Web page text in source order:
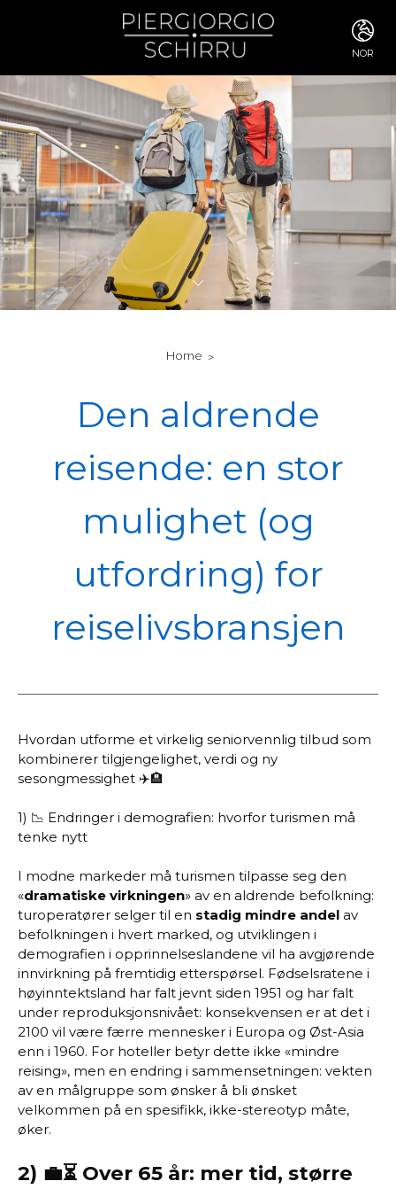
NOR
ITA
FRA
JPN
SVE
POR
ARA
Home
Den aldrende
reisende: en stor
mulighet (og
utfordring) for
reiselivsbransjen
Hvordan utforme et virkelig seniorvennlig tilbud som
kombinerer tilgjengelighet, verdi og ny
sesongmessighet ✈️🏨
1) 📉 Endringer i demografien: hvorfor turismen må
tenke nytt
I modne markeder må turismen tilpasse seg den
«dramatiske virkningen» av en aldrende befolkning:
turoperatører selger til en stadig mindre andel av
befolkningen i hvert marked, og utviklingen i
demografien i opprinnelseslandene vil ha avgjørende
innvirkning på fremtidig etterspørsel. Fødselsratene i
høyinntektsland har falt jevnt siden 1951 og har falt
under reproduksjonsnivået: konsekvensen er at det i
2100 vil være færre mennesker i Europa og Øst-Asia
enn i 1960. For hoteller betyr dette ikke «mindre
reising», men en endring i sammensetningen: vekten
av en målgruppe som ønsker å bli ønsket
velkommen på en spesifikk, ikke-stereotyp måte,
øker.
2) 💼⏳ Over 65 år: mer tid, større